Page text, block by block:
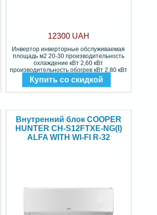
12300 UAH
Инвертор инверторные обслуживаемая
площадь м2 20-30 производительность
охлаждение кВт 2,60 кВт
производительность обогрев кВт 2,80 кВт
Фреон R-32
Купить со скидкой
Внутренний блок COOPER
HUNTER CH-S12FTXE-NG(I)
ALFA WITH WI-FI R-32